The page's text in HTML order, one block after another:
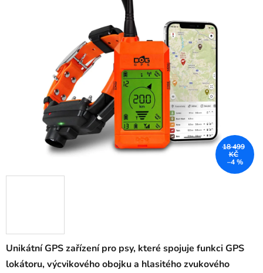
Unikátní GPS zařízení pro psy, které spojuje funkci GPS
lokátoru, výcvikového obojku a hlasitého zvukového
18 499
KČ
–4 %